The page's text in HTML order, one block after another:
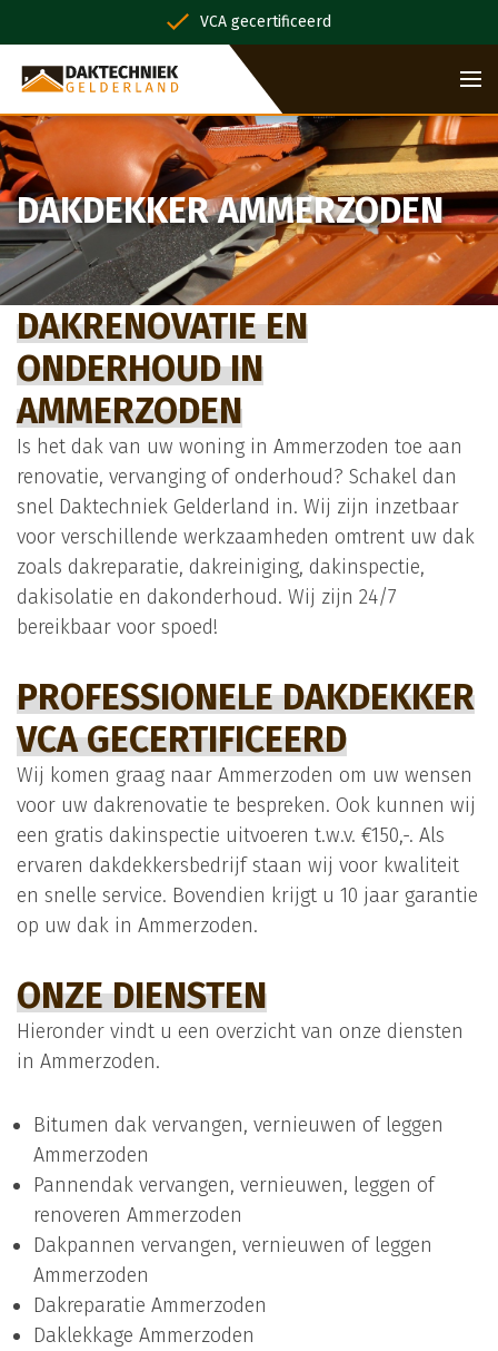
VCA gecertificeerd
DAKDEKKER AMMERZODEN
DAKRENOVATIE EN
ONDERHOUD IN
AMMERZODEN
Is het dak van uw woning in Ammerzoden toe aan
renovatie, vervanging of onderhoud? Schakel dan
snel Daktechniek Gelderland in. Wij zijn inzetbaar
voor verschillende werkzaamheden omtrent uw dak
zoals dakreparatie, dakreiniging, dakinspectie,
dakisolatie en dakonderhoud. Wij zijn 24/7
bereikbaar voor spoed!
PROFESSIONELE DAKDEKKER
VCA GECERTIFICEERD
Wij komen graag naar Ammerzoden om uw wensen
voor uw dakrenovatie te bespreken. Ook kunnen wij
een gratis dakinspectie uitvoeren t.w.v. €150,-. Als
ervaren dakdekkersbedrijf staan wij voor kwaliteit
en snelle service. Bovendien krijgt u 10 jaar garantie
op uw dak in Ammerzoden.
ONZE DIENSTEN
Hieronder vindt u een overzicht van onze diensten
in Ammerzoden.
Bitumen dak vervangen, vernieuwen of leggen
Ammerzoden
Pannendak vervangen, vernieuwen, leggen of
renoveren Ammerzoden
Dakpannen vervangen, vernieuwen of leggen
Ammerzoden
Dakreparatie Ammerzoden
Daklekkage Ammerzoden